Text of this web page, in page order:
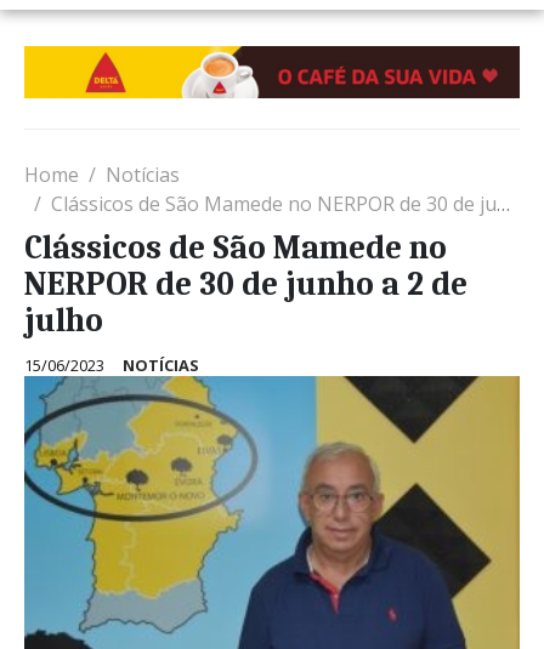
Home
Notícias
Clássicos de São Mamede no NERPOR de 30 de junho a 2 de julho
Clássicos de São Mamede no
NERPOR de 30 de junho a 2 de
julho
15/06/2023 NOTÍCIAS